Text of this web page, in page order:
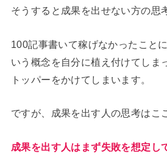
そうすると成果を出せない方の思
100記事書いて稼げなかったこと
いう概念を自分に植え付けてしま
トッパーをかけてしまいます。
ですが、成果を出す人の思考はこ
成果を出す人はまず失敗を想定し